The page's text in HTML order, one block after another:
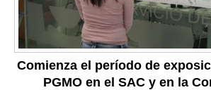
Comienza el período de
PGMO en el SAC y en la